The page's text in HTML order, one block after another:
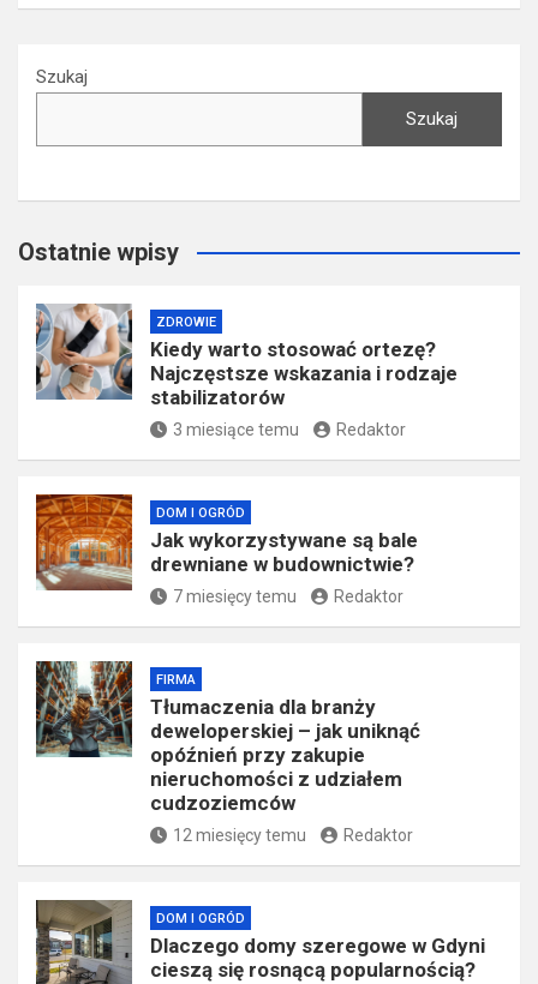
Szukaj
Szukaj
Ostatnie wpisy
ZDROWIE
Kiedy warto stosować ortezę?
Najczęstsze wskazania i rodzaje
stabilizatorów
3 miesiące temu Redaktor
DOM I OGRÓD
Jak wykorzystywane są bale
drewniane w budownictwie?
7 miesięcy temu Redaktor
FIRMA
Tłumaczenia dla branży
deweloperskiej – jak uniknąć
opóźnień przy zakupie
nieruchomości z udziałem
cudzoziemców
12 miesięcy temu Redaktor
DOM I OGRÓD
Dlaczego domy szeregowe w Gdyni
cieszą się rosnącą popularnością?